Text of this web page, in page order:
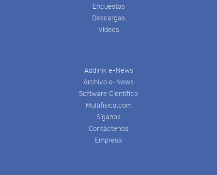
Encuestas
Descargas
Videos
Addlink e-News
Archivo e-News
Software Científico
Multifisica.com
Síganos
Contáctenos
Empresa